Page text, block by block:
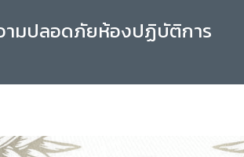
ามปลอดภัยห้องปฏิบัติการ